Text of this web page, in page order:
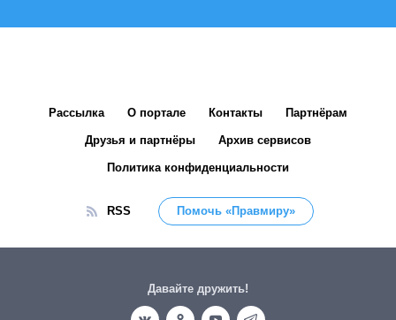
Рассылка О портале Контакты Партнёрам
Друзья и партнёры Архив сервисов
Политика конфиденциальности
RSS Помочь «Правмиру»
Давайте дружить!